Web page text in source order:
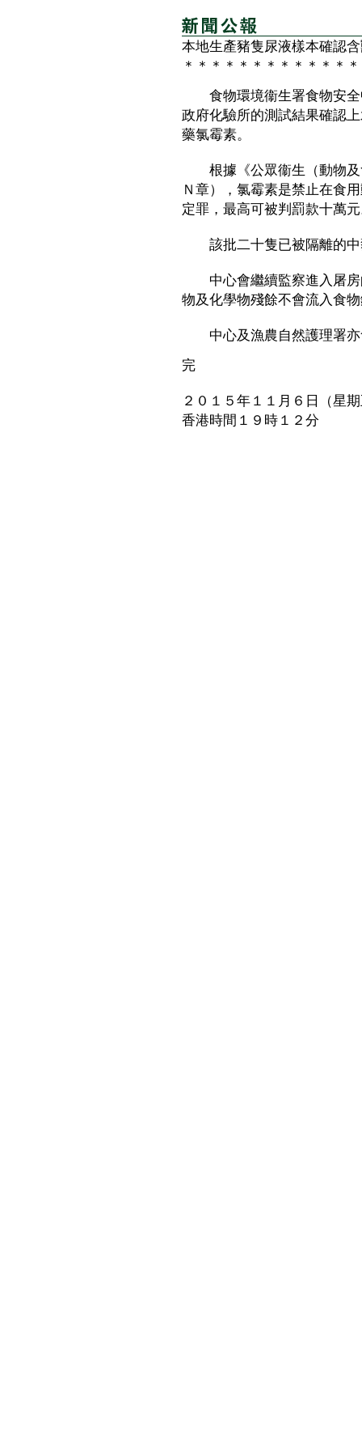
本地生產豬隻尿液樣本確認
＊＊＊＊＊＊＊＊＊＊＊＊
食物環境衞生署食物安全
政府化驗所的測試結果確認
藥氯霉素。
根據《公眾衞生（動物及
Ｎ章），氯霉素是禁止在食
定罪，最高可被判罰款十萬
該批二十隻已被隔離的中
中心會繼續監察進入屠房
物及化學物殘餘不會流入食
中心及漁農自然護理署亦
完
２０１５年１１月６日（星
香港時間１９時１２分